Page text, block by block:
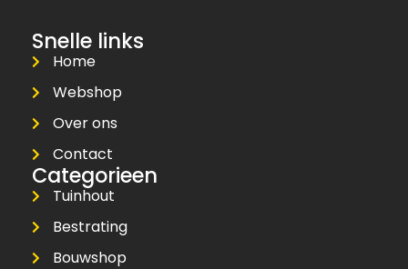
Snelle links
Home
Webshop
Over ons
Contact
Categorieen
Tuinhout
Bestrating
Bouwshop